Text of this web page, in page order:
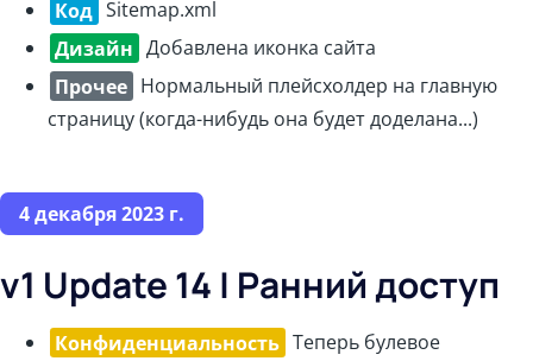
Код Sitemap.xml
Дизайн Добавлена иконка сайта
Прочее Нормальный плейсхолдер на главную
страницу (когда-нибудь она будет доделана...)
4 декабря 2023 г.
v1 Update 14 | Ранний доступ
Конфиденциальность Теперь булевое